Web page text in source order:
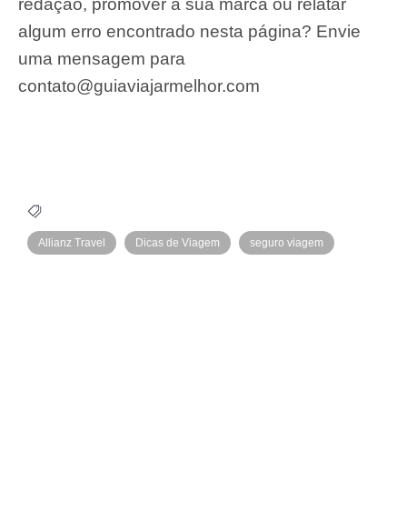
redação, promover a sua marca ou relatar
algum erro encontrado nesta página? Envie
uma mensagem para
contato@guiaviajarmelhor.com
Allianz Travel Dicas de Viagem seguro viagem